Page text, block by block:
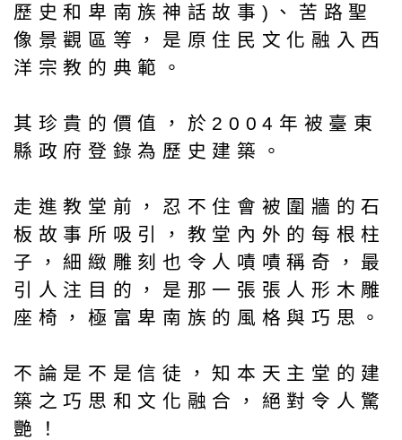
歷史和卑南族神話故事)、苦路聖
像景觀區等，是原住民文化融入西
洋宗教的典範。
其珍貴的價值，於2004年被臺東
縣政府登錄為歷史建築。
走進教堂前，忍不住會被圍牆的石
板故事所吸引，教堂內外的每根柱
子，細緻雕刻也令人嘖嘖稱奇，最
引人注目的，是那一張張人形木雕
座椅，極富卑南族的風格與巧思。
不論是不是信徒，知本天主堂的建
築之巧思和文化融合，絕對令人驚
艷！